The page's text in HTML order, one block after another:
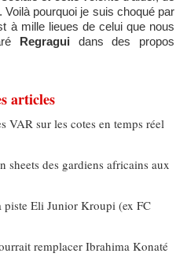
pourquoi je suis choqué par
à mille lieues de celui que nous
Regragui dans des propos
articles
VAR sur les cotes en temps réel
sheets des gardiens africains aux
Eli Junior Kroupi (ex FC
remplacer Ibrahima Konaté